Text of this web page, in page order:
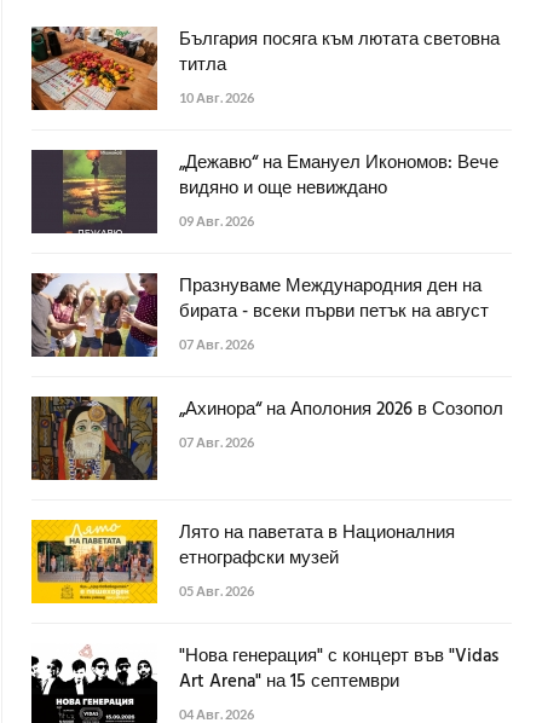
България посяга към лютата световна
титла
10 Авг. 2026
„Дежавю“ на Емануел Икономов: Вече
видяно и още невиждано
09 Авг. 2026
Празнуваме Международния ден на
бирата - всеки първи петък на август
07 Авг. 2026
„Ахинора“ на Аполония 2026 в Созопол
07 Авг. 2026
Лято на паветата в Националния
етнографски музей
05 Авг. 2026
"Нова генерация" с концерт във "Vidas
Art Arena" на 15 септември
04 Авг. 2026